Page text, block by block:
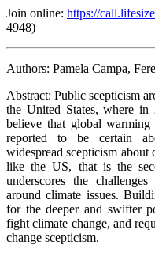
Join online: https://
4948)
Authors: Pamela Campa,
Abstract: Public scepticism
the United States, where
believe that global
reported to be certain
widespread scepticism about
like the US, that is the
underscores the
aroundclimate issues.
for the deeper and swifter
fight climate change, and
change scepticism.